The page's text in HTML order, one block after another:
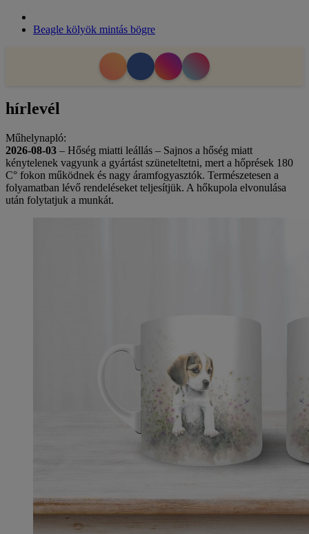
Beagle kölyök mintás bögre
hírlevél
Műhelynapló:
2026-08-03 – Hőség miatti leállás – Sajnos a hőség miatt
kénytelenek vagyunk a gyártást szüneteltetni, mert a hőprések 180
C° fokon működnek és nagy áramfogyasztók. Természetesen a
folyamatban lévő rendeléseket teljesítjük. A hőkupola elvonulása
után folytatjuk a munkát.